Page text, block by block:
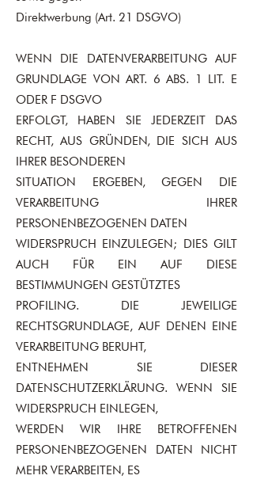
Direktwerbung (Art. 21 DSGVO)
WENN DIE DATENVERARBEITUNG AUF
GRUNDLAGE VON ART. 6 ABS. 1 LIT. E
ODER F DSGVO
ERFOLGT, HABEN SIE JEDERZEIT DAS
RECHT, AUS GRÜNDEN, DIE SICH AUS
IHRER BESONDEREN
SITUATION ERGEBEN, GEGEN DIE
VERARBEITUNG IHRER
PERSONENBEZOGENEN DATEN
WIDERSPRUCH EINZULEGEN; DIES GILT
AUCH FÜR EIN AUF DIESE
BESTIMMUNGEN GESTÜTZTES
PROFILING. DIE JEWEILIGE
RECHTSGRUNDLAGE, AUF DENEN EINE
VERARBEITUNG BERUHT,
ENTNEHMEN SIE DIESER
DATENSCHUTZERKLÄRUNG. WENN SIE
WIDERSPRUCH EINLEGEN,
WERDEN WIR IHRE BETROFFENEN
PERSONENBEZOGENEN DATEN NICHT
MEHR VERARBEITEN, ES